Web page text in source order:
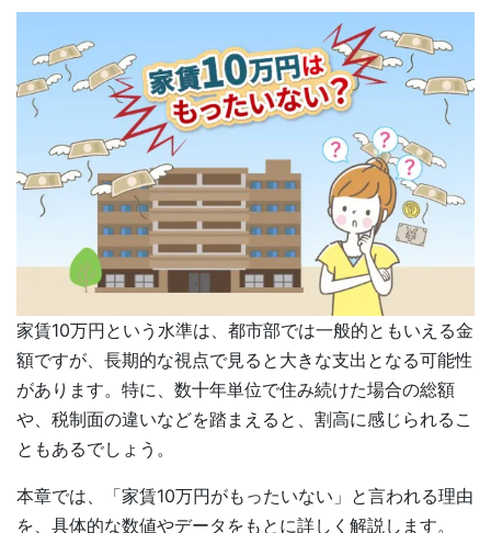
家賃10万円という水準は、都市部では一般的ともいえる金
額ですが、長期的な視点で見ると大きな支出となる可能性
があります。特に、数十年単位で住み続けた場合の総額
や、税制面の違いなどを踏まえると、割高に感じられるこ
ともあるでしょう。
本章では、「家賃10万円がもったいない」と言われる理由
を、具体的な数値やデータをもとに詳しく解説します。